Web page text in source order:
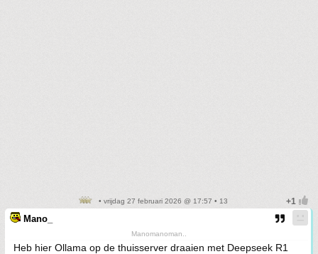
• vrijdag 27 februari 2026 @ 17:57 • 13
Mano_
Manomanoman..
Heb hier Ollama op de thuisserver draaien met Deepseek R1